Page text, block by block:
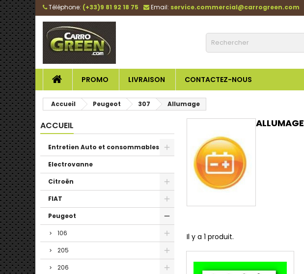
Téléphone: (+33)9 81 92 18 75 Email: service.commercial@carrogreen.com
PROMO LIVRAISON CONTACTEZ-NOUS
Accueil Peugeot 307 Allumage
ACCUEIL
Entretien Auto et consommables
Electrovanne
Citroën
FIAT
Peugeot
106
205
206
ALLUMAGE
Il y a 1 produit.
Aperçu rapide